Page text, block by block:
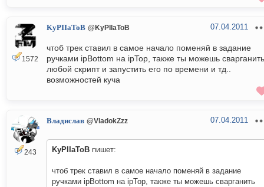
1572
KyPIIaToB @KyPIIaToB 07.04.2011
чтоб трек ставил в самое начало поменяй в задание
ручками ipBottom на ipTop, также ты можешь сварганить
любой скрипт и запустить его по времени и тд..
возможностей куча
243
Владислав @VladokZzz 07.04.2011
KyPIIaToB пишет:
чтоб трек ставил в самое начало поменяй в задание
ручками ipBottom на ipTop, также ты можешь сварганить